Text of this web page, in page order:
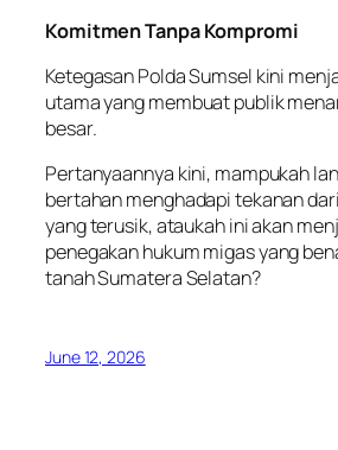
Komitmen Tanpa Kompromi
Ketegasan Polda Sumsel kini
utama yang membuat publik
besar.
Pertanyaannya kini, mampukah
bertahan menghadapi tekanan
yang terusik, ataukah ini akan
penegakan hukum migas yang
tanah Sumatera Selatan?
June 12, 2026